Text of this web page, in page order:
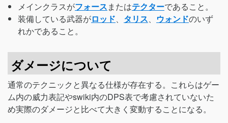
メインクラスがフォースまたはテクターであること。
装備している武器がロッド、 タリス、 ウォンドのいず
れかであること。
ダメージについて
通常のテクニックと異なる仕様が存在する。これらはゲー
ム内の威力表記やswiki内のDPS表で考慮されていないた
め実際のダメージと比べて大きく変動することになる。